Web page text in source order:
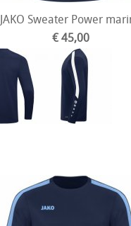
JAKO Sweater Power
€ 45,00